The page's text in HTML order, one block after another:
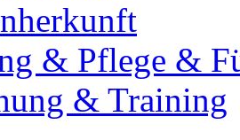
& Pflege &
& Training